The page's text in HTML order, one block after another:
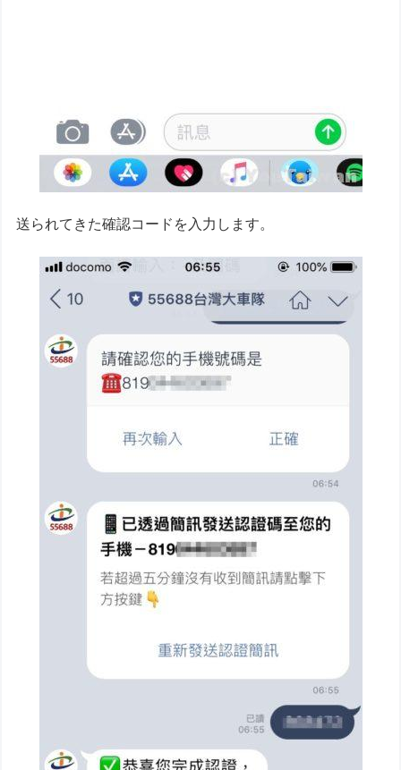
送られてきた確認コードを入力します。